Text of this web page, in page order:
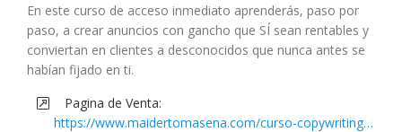
En este curso de acceso inmediato aprenderás, paso por
paso, a crear anuncios con gancho que SÍ sean rentables y
conviertan en clientes a desconocidos que nunca antes se
habían fijado en ti.
Pagina de Venta:
https://www.maidertomasena.com/curso-copywriting-